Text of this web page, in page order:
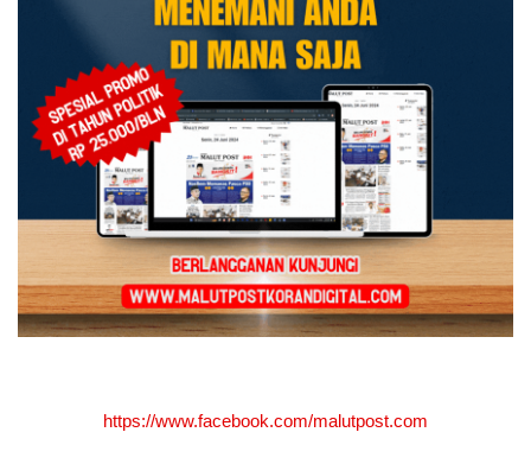
https://www.facebook.com/malutpost.com